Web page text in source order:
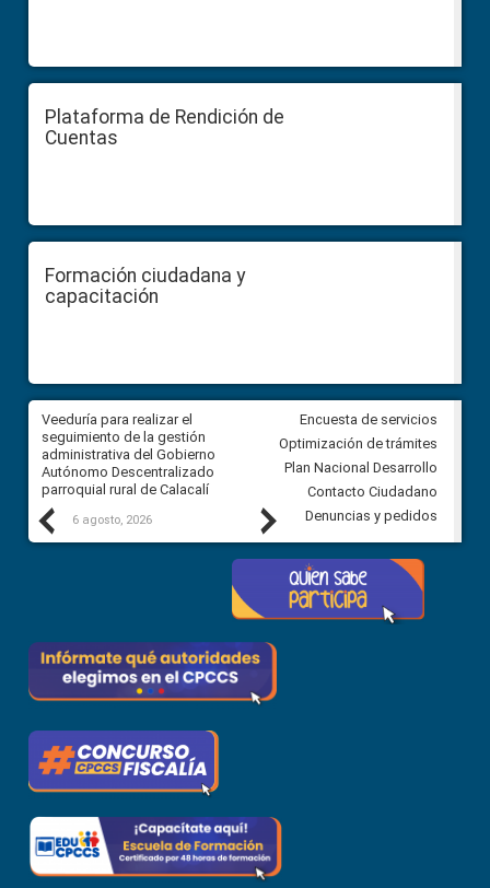
Plataforma de Rendición de
Cuentas
Formación ciudadana y
capacitación
Previous
Veeduría para realizar el
seguimiento de la gestión
administrativa del Gobierno
Autónomo Descentralizado
parroquial rural de Calacalí
6 agosto, 2026
Veeduría para vigilar los
derivados de la Audiencia
comunidad Urbina, parroquia
Carolina
5 agosto, 2026
Next
Encuesta de servicios
Optimización de trámites
Plan Nacional Desarrollo
Contacto Ciudadano
Denuncias y pedidos